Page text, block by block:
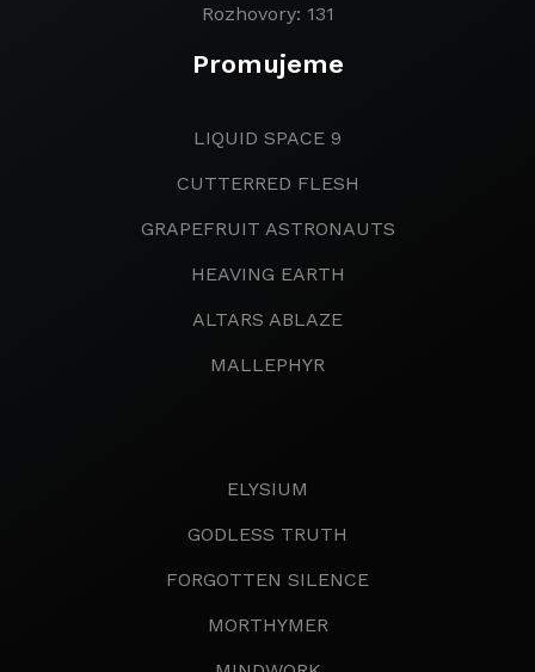
Rozhovory: 131
Promujeme
LIQUID SPACE 9
CUTTERRED FLESH
GRAPEFRUIT ASTRONAUTS
HEAVING EARTH
ALTARS ABLAZE
MALLEPHYR
ELYSIUM
GODLESS TRUTH
FORGOTTEN SILENCE
MORTHYMER